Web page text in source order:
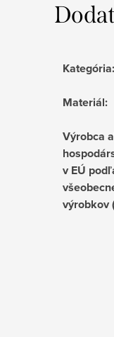
Kategória:
Materiál:
Výrobca
v EÚ
výrobkov